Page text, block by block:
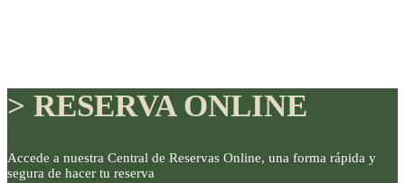
> RESERVA ONLINE
Accede a nuestra Central de Reservas Online, una forma rápida y
segura de hacer tu reserva